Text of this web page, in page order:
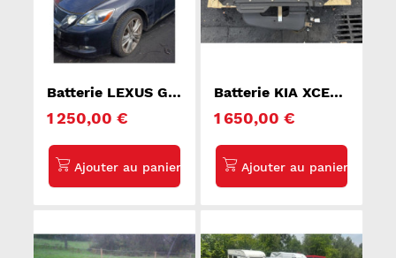
Batterie LEXUS GS
1 250,00 €
Batterie KIA XCEE-
1 650,00 €